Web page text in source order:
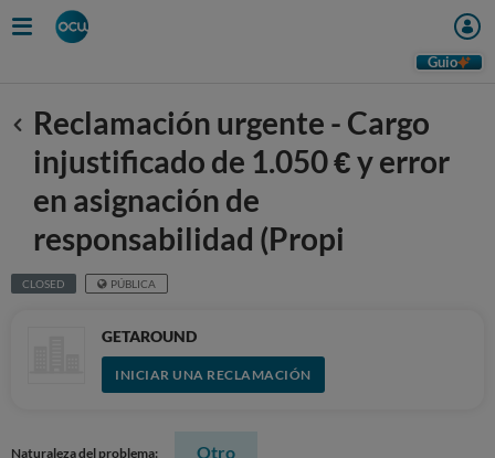
Guio
Anterior
Reclamación urgente - Cargo
injustificado de 1.050 € y error
en asignación de
responsabilidad (Propi
CLOSED PÚBLICA
GETAROUND
INICIAR UNA RECLAMACIÓN
Naturaleza del problema: Otro